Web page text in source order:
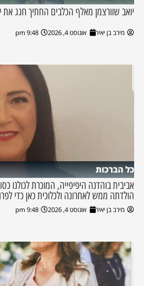
יואב שוורצמן מאלף הכלבים החתיך חגג את
מירב בן יאיר אוגוסט 4, 2026 9:48 pm
כל הברכות
אביבית בוהדנה היפיפייה, המוכרת לכולנו
הולדתה ממש לאחרונה ולכלוכית כאן כדי
מירב בן יאיר אוגוסט 4, 2026 9:48 pm